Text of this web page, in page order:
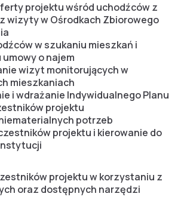
projektu wśród uchodźców z
wizyty w Ośrodkach Zbiorowego
w szukaniu mieszkań i
o najem
wizyt monitorujących w
mieszkaniach
i wdrażanie Indywidualnego Planu
projektu
potrzeb
projektu i kierowanie do
projektu w korzystaniu z
oraz dostępnych narzędzi